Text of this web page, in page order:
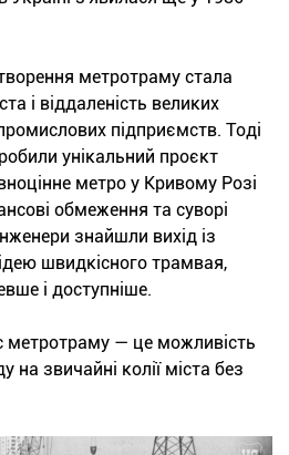
метротраму стала
і віддаленість великих
підприємств. Тоді
унікальний проєкт
метро у Кривому Розі
обмеження та суворі
знайшли вихід із
швидкісного трамвая,
і доступніше.
— це можливість
на звичайні колії міста без